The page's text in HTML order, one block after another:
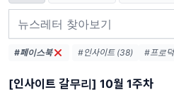
#페이스북 #인사이트 (38) #프로
#스타트업 (16)
#PO (11)
[인사이트 갈무리] 10월 1주차